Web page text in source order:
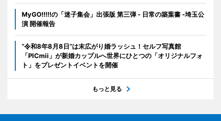
MyGO!!!!!の「迷子集会」出張版 第三弾 - 日常の築葉書 -埼玉公
演 開催報告
“令和8年8月8日”は末広がり婚ラッシュ！セルフ写真館
「PICmii」が新婚カップルへ世界にひとつの「オリジナルフォ
ト」をプレゼントイベントを開催
もっと見る